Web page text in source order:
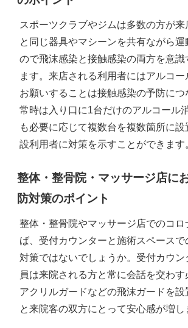
スポーツクラブやジムは多数の方が来
と同じ器具やマシーンを共有ながら
ので飛沫感染と接触感染の両方を意識
ます。来店される利用者にはアルコ
お願いすることは接触感染の予防につ
常時は入り口に1台だけのアルコール
も必要に応じて複数台を複数箇所に
設利用者に対策を示すことができます
整体・整骨院・マッサージ店に
防対策のポイント
整体・整骨院やマッサージ店でのコロ
ば、受付カウンターと施術スペースで
対策ではないでしょうか。受付カウン
員は来院される方と常に会話を交わ
アクリルガードなどの飛沫ガードを設
と来院客の双方にとって安心感が増し